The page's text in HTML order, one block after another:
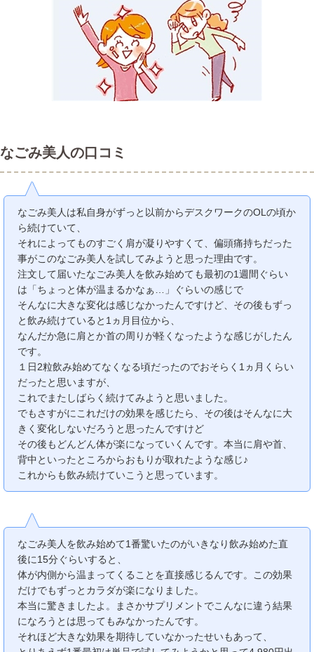
なごみ美人の口コミ
なごみ美人は私自身がずっと以前からデスクワークのOLの頃か
ら続けていて、
それによってものすごく肩が凝りやすくて、偏頭痛持ちだった
事がこのなごみ美人を試してみようと思った理由です。
注文して届いたなごみ美人を飲み始めても最初の1週間ぐらい
は「ちょっと体が温まるかなぁ…」ぐらいの感じで
そんなに大きな変化は感じなかったんですけど、その後もずっ
と飲み続けていると1ヵ月目位から、
なんだか急に肩とか首の周りが軽くなったような感じがしたん
です。
１日2粒飲み始めてなくなる頃だったのでおそらく1ヵ月くらい
だったと思いますが、
これでまたしばらく続けてみようと思いました。
でもさすがにこれだけの効果を感じたら、その後はそんなに大
きく変化しないだろうと思ったんですけど
その後もどんどん体が楽になっていくんです。本当に肩や首、
背中といったところからおもりが取れたような感じ♪
これからも飲み続けていこうと思っています。
なごみ美人を飲み始めて1番驚いたのがいきなり飲み始めた直
後に15分ぐらいすると、
体が内側から温まってくることを直接感じるんです。この効果
だけでもずっとカラダが楽になりました。
本当に驚きましたよ。まさかサプリメントでこんなに違う結果
になろうとは思ってもみなかったんです。
それほど大きな効果を期待していなかったせいもあって、